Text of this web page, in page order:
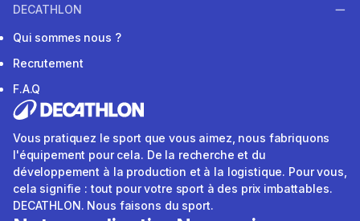
DECATHLON
Qui sommes nous ?
Recrutement
F.A.Q
Vous pratiquez le sport que vous aimez, nous fabriquons
l'équipement pour cela. De la recherche et du
développement à la production et à la logistique. Pour vous,
cela signifie : tout pour votre sport à des prix imbattables.
DECATHLON. Nous faisons du sport.